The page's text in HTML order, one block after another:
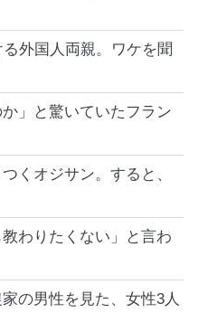
外国人両親。ワケを聞
」と驚いていたフラン
くオジサン。すると、
わりたくない」と言わ
の男性を見た、女性3人